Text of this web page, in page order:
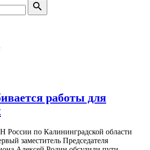
search
работы для
по Калининградской области
заместитель Председателя